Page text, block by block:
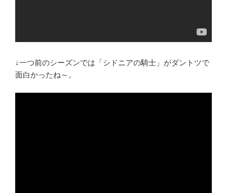
↓一つ前のシーズンでは「シドニアの騎士」がダントツで
面白かったね～。